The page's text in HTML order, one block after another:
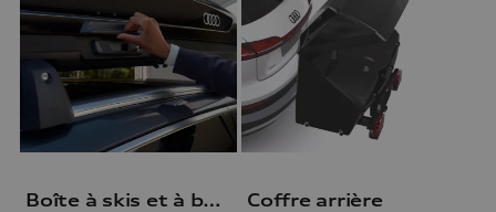
Boîte à skis et à bagages Coffre arrière